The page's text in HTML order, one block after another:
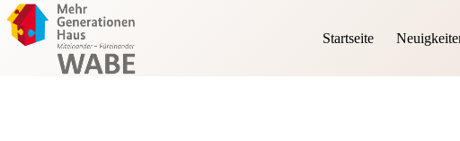
Zum
Inhalt
springen
Startseite